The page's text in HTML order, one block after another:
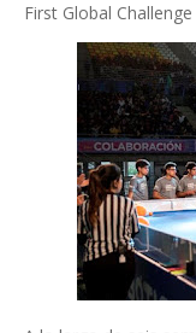
First Global